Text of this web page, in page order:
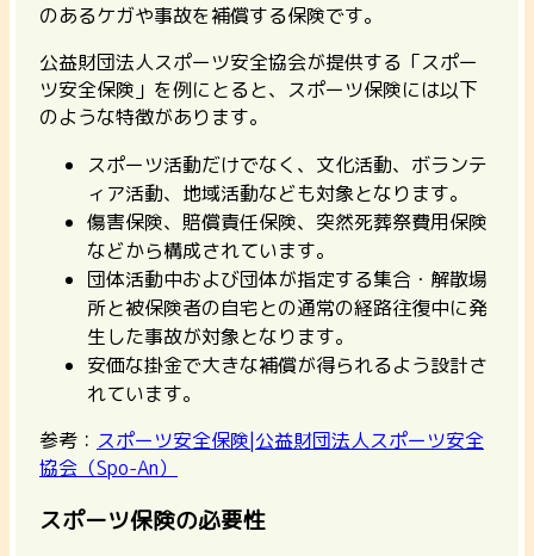
のあるケガや事故を補償する保険です。
公益財団法人スポーツ安全協会が提供する「スポー
ツ安全保険」を例にとると、スポーツ保険には以下
のような特徴があります。
スポーツ活動だけでなく、文化活動、ボランテ
ィア活動、地域活動なども対象となります。
傷害保険、賠償責任保険、突然死葬祭費用保険
などから構成されています。
団体活動中および団体が指定する集合・解散場
所と被保険者の自宅との通常の経路往復中に発
生した事故が対象となります。
安価な掛金で大きな補償が得られるよう設計さ
れています。
参考： スポーツ安全保険|公益財団法人スポーツ安全
協会（Spo-An）
スポーツ保険の必要性